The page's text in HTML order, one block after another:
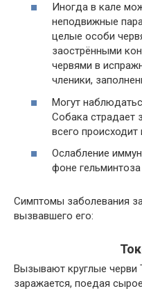
Иногда в кале
неподвижные
целые особи
заострёнными
червями в
членики,
Могут
Собака страдает
всего происходит
Ослабление
фоне
Симптомы заболевания
вызвавшего его:
Вызывают круглые черви
заражается, поедая